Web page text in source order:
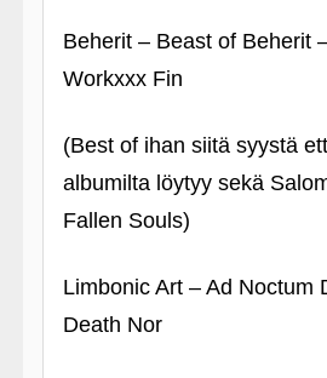
Beherit – Beast of Beherit
Workxxx Fin
(Best of ihan siitä syystä
albumilta löytyy sekä
Fallen Souls)
Limbonic Art – Ad Noctum
Death Nor